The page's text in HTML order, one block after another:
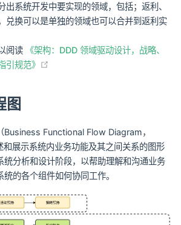
出系统开发中要实现的领域，包括；返利、
兑换可以是单独的领域也可以合并到返利实
阅读
《架构：DDD 领域驱动设计，战略、
引规范》
图
Business Functional Flow Diagram，
和展示系统内业务功能及其之间关系的图形
统分析和设计阶段，以帮助理解和沟通业务
的各个组件如何协同工作。